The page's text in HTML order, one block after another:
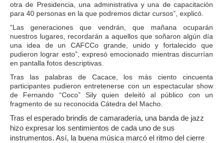
otra de Presidencia, una administrativa y una de capacitación
para 40 personas en la que podremos dictar cursos”, explicó.
“Las generaciones que vendrán, que mañana ocuparán
nuestros lugares, recordarán a aquellos que soñaron algún día
una idea de un CAFCCo grande, unido y fortalecido que
pudieron lograr esto”, expresó emocionado mientras discurrían
en pantalla fotos descriptivas.
Tras las palabras de Cacace, los más ciento cincuenta
participantes pudieron entretenerse con un espectacular show
de Fernando “Coco” Sily quien deleitó al público con un
fragmento de su reconocida Cátedra del Macho.
Tras el esperado brindis de camaradería, una banda de jazz
hizo expresar los sentimientos de cada uno de sus
instrumentos. Así, la buena música marcó el ritmo del cierre